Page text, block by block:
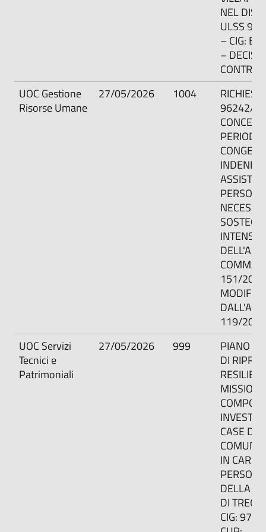
NEL
ULSS 9
– CIG:
–
UOC Gestione
Risorse Umane
27/05/2026 1004
96242/
COMMA
151/2001
119/
UOC Servizi
Tecnici e
Patrimoniali
27/05/2026 999
PIANO
DI
CASE
IN
DELLA
DI
CIG: